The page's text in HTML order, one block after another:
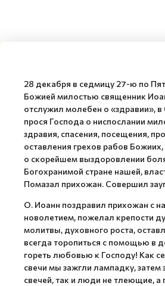
28 декабря в седмицу 27-ю по
Божией милостью священник
отслужил молебен о «здравии», в
прося Господа о ниспослании
здравия, спасения, посещения,
оставления грехов рабов
о скорейшем выздоровлении
Богохранимой стране нашей,
Помазал прихожан. Совершил
О. Иоанн поздравил прихожан с
новолетием, пожелал крепости
молитвы, духовного роста,
всегда торопиться с помощью в
гореть любовью к Господу! Как
свечи мы зажгли лампадку, затем
свечей, так и люди не тлеющие,